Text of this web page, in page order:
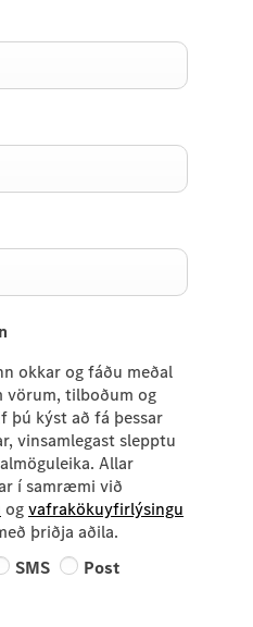
okkar og fáðu meðal
tilboðum og
þú kýst að fá þessar
vinsamlegast slepptu
Allar
í samræmi við
ogvafrakökuyfirlýsingu
þriðja aðila.
SMS Post